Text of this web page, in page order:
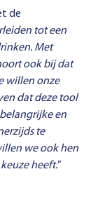
de
tot een
Met
ook bij dat
willen onze
dat deze tool
en
te
we ook hen
heeft.”